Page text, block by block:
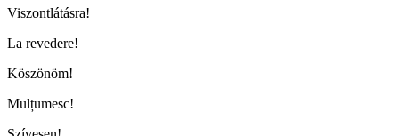
Viszontlátásra!
La revedere!
Köszönöm!
Mulțumesc!